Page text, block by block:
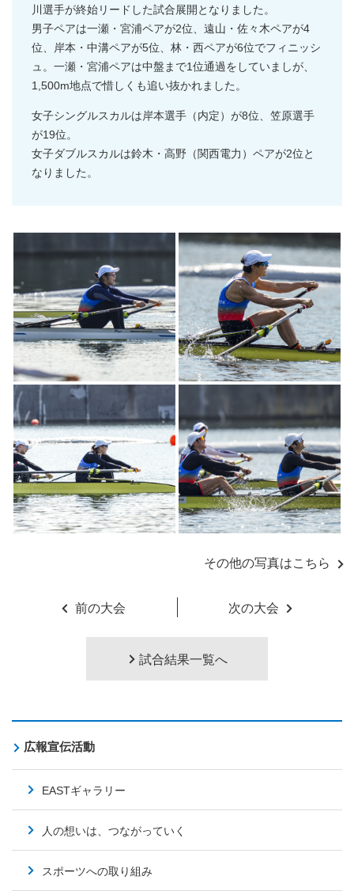
川選手が終始リードした試合展開となりました。
男子ペアは一瀬・宮浦ペアが2位、遠山・佐々木ペアが4
位、岸本・中溝ペアが5位、林・西ペアが6位でフィニッシ
ュ。一瀬・宮浦ペアは中盤まで1位通過をしていましが、
1,500m地点で惜しくも追い抜かれました。
女子シングルスカルは岸本選手（内定）が8位、笠原選手
が19位。
女子ダブルスカルは鈴木・高野（関西電力）ペアが2位と
なりました。
その他の写真はこちら
前の大会 次の大会
試合結果一覧へ
広報宣伝活動
EASTギャラリー
人の想いは、つながっていく
スポーツへの取り組み